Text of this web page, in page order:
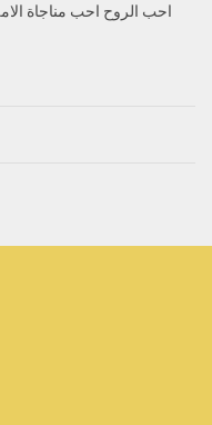
احب الروح احب مناجاة